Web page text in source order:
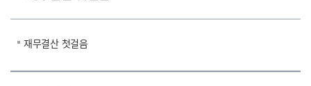
재무결산 첫걸음